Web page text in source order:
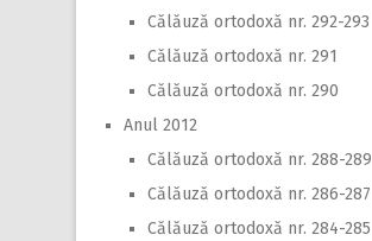
Călăuză ortodoxă nr. 292-293
Călăuză ortodoxă nr. 291
Călăuză ortodoxă nr. 290
Anul 2012
Călăuză ortodoxă nr. 288-289
Călăuză ortodoxă nr. 286-287
Călăuză ortodoxă nr. 284-285